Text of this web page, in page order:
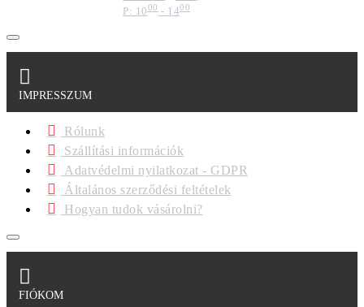
P: 1000- 1400
IMPRESSZUM
Rólunk
Szállítási információk
Adatvédelmi nyilatkozat - GDPR
Általános szerződési feltételek
Hogyan tudok vásárolni?
FIÓKOM